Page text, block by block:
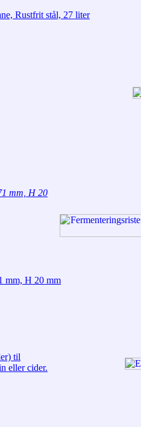
Rustfrit stål, 27 liter
mm, H 20
mm, H 20 mm
til
eller cider.